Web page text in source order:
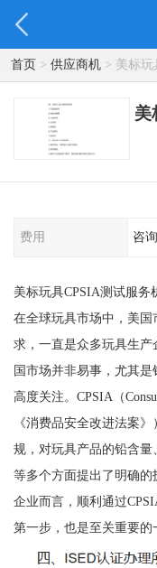
首页> 供应商机> 美标玩
美
费用 咨
美标玩具CPSIA测试服
在全球玩具市场中，美
求，一直是众多玩具生
国市场并非易事，尤其
高度关注。CPSIA（
《消费品安全改进法案
规，对玩具产品的铅含
等多个方面提出了明确
企业而言，顺利通过
第一步，也是至关重要的